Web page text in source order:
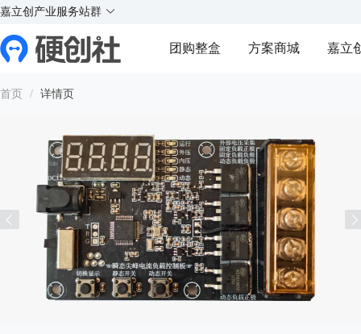
X
Y
X
Y
实
¥
实
实
实
嘉立创产业服务站群
团购整盒 方案商城 嘉立
首页 / 详情页